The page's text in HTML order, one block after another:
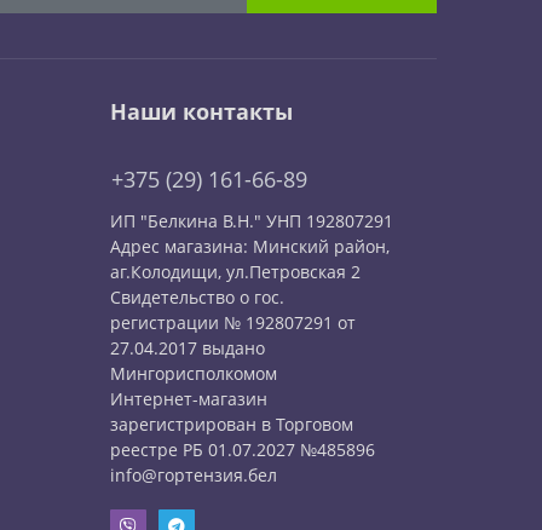
Наши контакты
+375 (29) 161-66-89
ИП "Белкина В.Н." УНП 192807291
Адрес магазина: Минский район,
аг.Колодищи, ул.Петровская 2
Свидетельство о гос.
регистрации № 192807291 от
27.04.2017 выдано
Мингорисполкомом
Интернет-магазин
зарегистрирован в Торговом
реестре РБ 01.07.2027 №485896
info@гортензия.бел